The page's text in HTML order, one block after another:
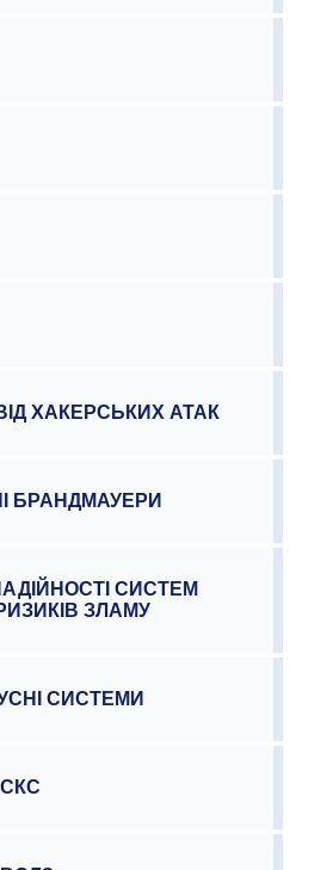
ХАКЕРСЬКИХ АТАК
БРАНДМАУЕРИ
СИСТЕМ
ЗЛАМУ
СИСТЕМИ